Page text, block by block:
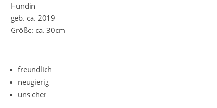
Hündin
geb. ca. 2019
Größe: ca. 30cm
freundlich
neugierig
unsicher